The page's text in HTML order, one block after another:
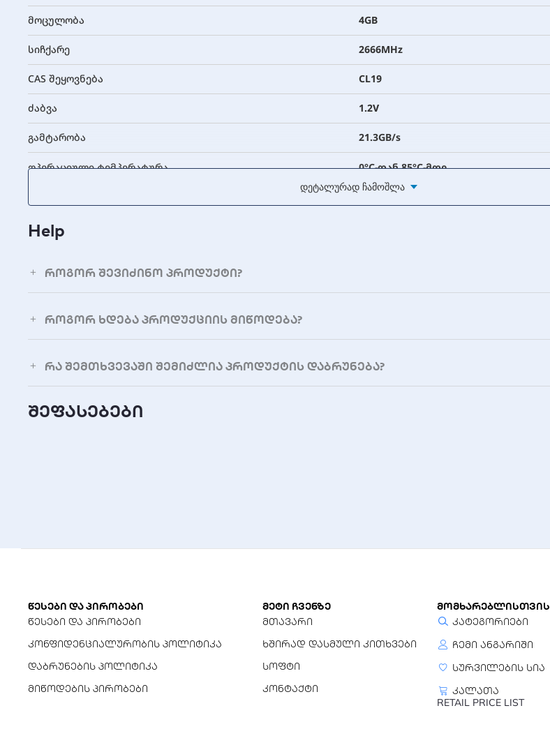
მოცულობა 4GB
სიჩქარე 2666MHz
CAS შეყოვნება CL19
ძაბვა 1.2V
გამტარობა 21.3GB/s
ოპერაციული ტემპერატურა 0°C-დან 85°C-მდე
Დეტალურად Ჩამოშლა
Help
როგორ შევიძინო პროდუქტი?
როგორ ხდება პროდუქციის მიწოდება?
რა შემთხვევაში შემიძლია პროდუქტის დაბრუნება?
შეფასებები
წესები და პირობები
წესები და პირობები
კონფიდენციალურობის პოლიტიკა
დაბრუნების პოლიტიკა
მიწოდების პირობები
მეტი ჩვენზე
მთავარი
ხშირად დასმული კითხვები
სოფტი
კონტაქტი
მომხარებლისთვის
კატეგორიები
ჩემი ანგარიში
სურვილების სია
კალათა
RETAIL PRICE LIST